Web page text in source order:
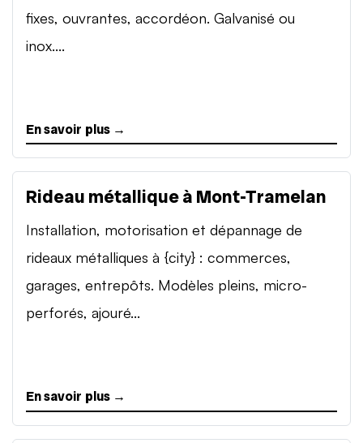
fixes, ouvrantes, accordéon. Galvanisé ou
inox....
En savoir plus →
Rideau métallique à Mont-Tramelan
Installation, motorisation et dépannage de
rideaux métalliques à {city} : commerces,
garages, entrepôts. Modèles pleins, micro-
perforés, ajouré...
En savoir plus →